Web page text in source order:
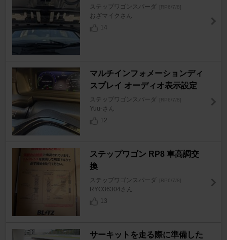
ステップワゴンスパーダ [RP6/7/8]
おざマイクさん
14
マルチインフォメーションディ
スプレイ オーディオ表示設定
ステップワゴンスパーダ [RP6/7/8]
Yuu-さん
12
ステップワゴン RP8 車高調交
換
ステップワゴンスパーダ [RP6/7/8]
RYO36304さん
13
サーキットを走る際に準備した